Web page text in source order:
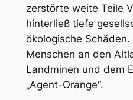
zerstörte weite Teile
hinterließ tiefe
ökologische
Menschen an den
Landminen und dem
„Agent-Orange“.